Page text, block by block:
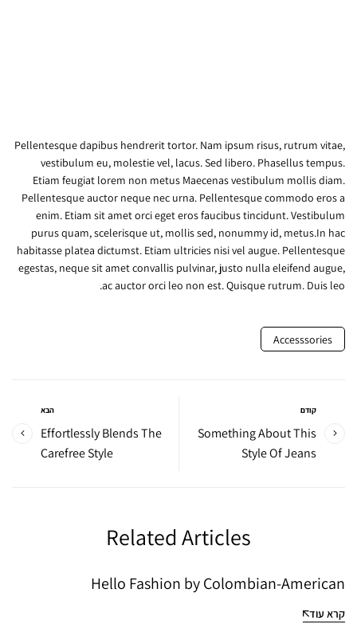
Pellentesque dapibus hendrerit tortor. Nam ipsum risus, rutrum vitae,
vestibulum eu, molestie vel, lacus. Sed libero. Phasellus tempus.
Etiam feugiat lorem non metus Maecenas vestibulum mollis diam.
Pellentesque auctor neque nec urna. Pellentesque commodo eros a
enim. Etiam sit amet orci eget eros faucibus tincidunt. Vestibulum
purus quam, scelerisque ut, mollis sed, nonummy id, metus.In hac
habitasse platea dictumst. Etiam ultricies nisi vel augue. Pellentesque
egestas, neque sit amet convallis pulvinar, justo nulla eleifend augue,
ac auctor orci leo non est. Quisque rutrum. Duis leo.
Accesssories
קודם
Something About This
Style Of Jeans
הבא
Effortlessly Blends The
Carefree Style
Related Articles
Hello Fashion by Colombian-American
קרא עוד